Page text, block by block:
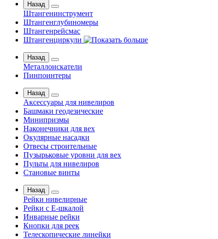
Назад
Штангенинструмент
Штангенглубиномеры
Штангенрейсмас
Штангенциркули
Назад
Металлоискатели
Пинпоинтеры
Назад
Аксессуары для нивелиров
Башмаки геодезические
Минипризмы
Наконечники для вех
Окулярные насадки
Отвесы строительные
Пузырьковые уровни для вех
Пульты для нивелиров
Становые винты
Назад
Рейки нивелирные
Рейки с Е-шкалой
Инварные рейки
Кнопки для реек
Телескопические линейки